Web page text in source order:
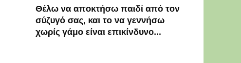
Θέλω να αποκτήσω παιδί από τον
σύζυγό σας, και το να γεννήσω
χωρίς γάμο είναι επικίνδυνο…